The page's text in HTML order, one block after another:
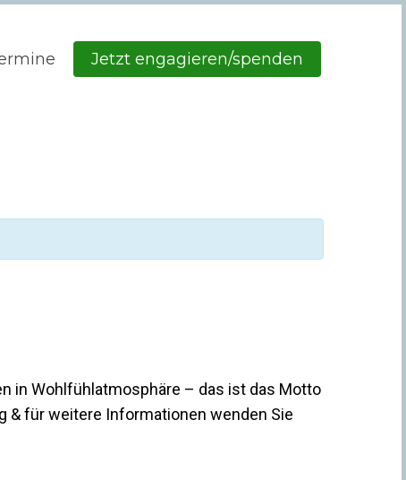
Jetzt engagieren/spenden
in Wohlfühlatmosphäre – das ist das Motto
& für weitere Informationen wenden Sie